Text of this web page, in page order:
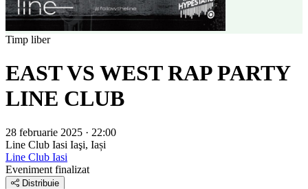
Timp liber
EAST VS WEST RAP PARTY
LINE CLUB
28 februarie 2025 · 22:00
Line Club Iasi Iaşi, Iași
Line Club Iasi
Eveniment finalizat
Distribuie